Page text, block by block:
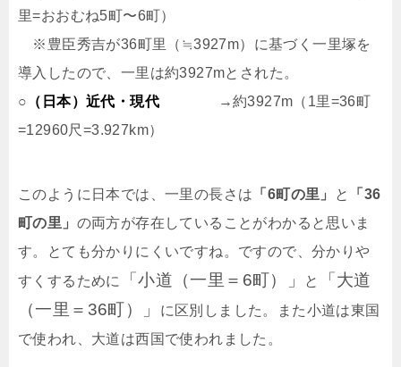
里=おおむね5町〜6町）
※豊臣秀吉が36町里（≒3927m）に基づく一里塚を
導入したので、一里は約3927mとされた。
○ （日本）近代・現代→約3927m（1里=36町
=12960尺=3.927km）
このように日本では、一里の長さは 「6町の里」 と
「36
町の里」 の両方が存在していることがわかると思いま
す。とても分かりにくいですね。ですので、分かりや
すくするために
「小道（一里＝6町）」 と
「大道
（一里＝36町）」
に区別しました。また小道は東国
で使われ、大道は西国で使われました。